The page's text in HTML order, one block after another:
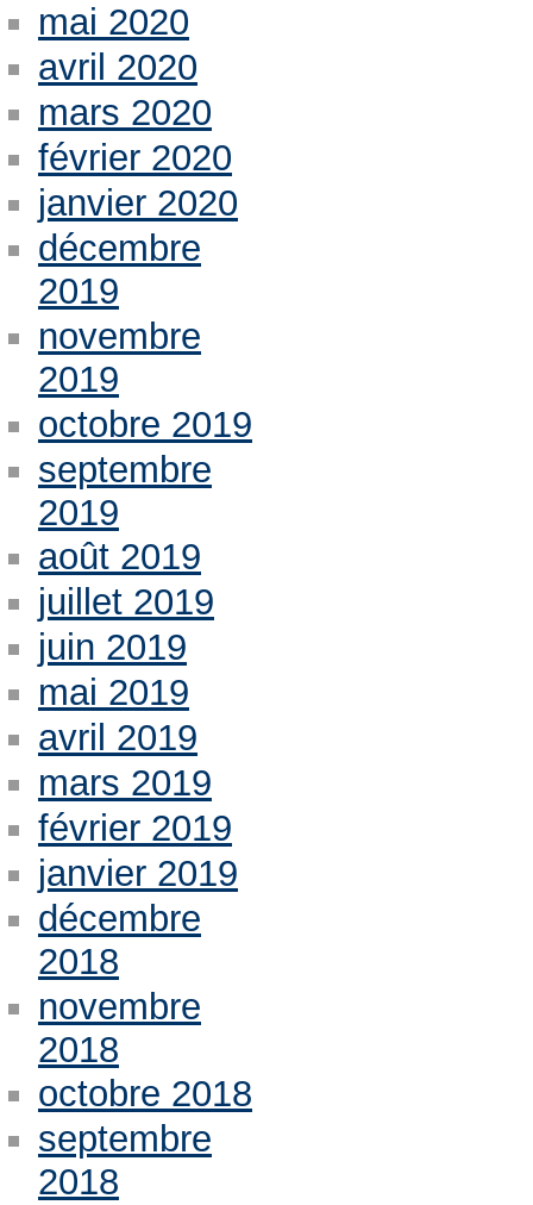
mai 2020
avril 2020
mars 2020
février 2020
janvier 2020
décembre
2019
novembre
2019
octobre 2019
septembre
2019
août 2019
juillet 2019
juin 2019
mai 2019
avril 2019
mars 2019
février 2019
janvier 2019
décembre
2018
novembre
2018
octobre 2018
septembre
2018